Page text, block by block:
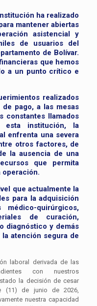
ha realizado
mantener abiertas
asistencial y
de usuarios del
de Bolívar.
que hemos
a un punto crítico e
realizados
pago, a las mesas
constantes llamados
esta institución, la
enfrenta una severa
otros factores, de
la ausencia de una
que permita
operación.
que actualmente la
para la adquisición
médico-quirúrgicos,
de curación,
diagnóstico y demás
atención segura de
laboral derivada de las
con nuestros
la decisión de cesar
(11) de junio de 2026,
nuestra capacidad